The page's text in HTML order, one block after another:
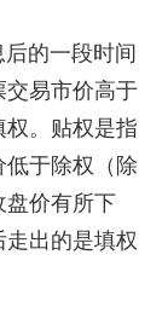
的一段时间
交易市价高于
权。贴权是指
于除权（除
盘价有所下
出的是填权